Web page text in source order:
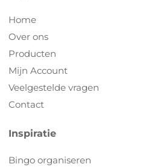
Home
Over ons
Producten
Mijn Account
Veelgestelde vragen
Contact
Inspiratie
Bingo organiseren